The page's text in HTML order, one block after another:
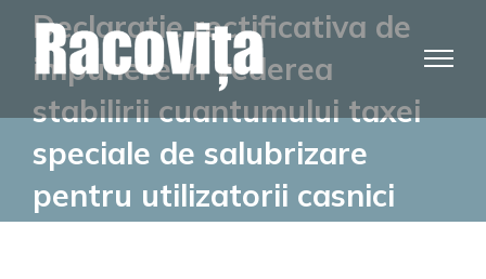
content
Declaratie rectificativa de
impunere în vederea
stabilirii cuantumului taxei
speciale de salubrizare
pentru utilizatorii casnici